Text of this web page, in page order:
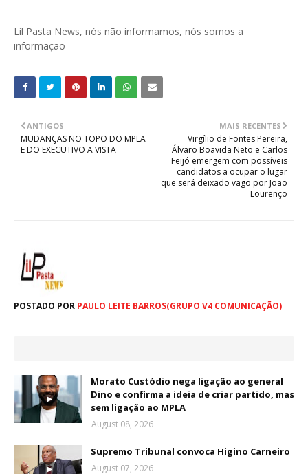
Lil Pasta News, nós não informamos, nós somos a
informação
MAIS RECENTES
Virgílio de Fontes Pereira,
Álvaro Boavida Neto e Carlos
Feijó emergem com possíveis
candidatos a ocupar o lugar
que será deixado vago por João
Lourenço
ANTIGOS
MUDANÇAS NO TOPO DO MPLA
E DO EXECUTIVO A VISTA
POSTADO POR PAULO LEITE BARROS(GRUPO V4 COMUNICAÇÃO)
Morato Custódio nega ligação ao general
Dino e confirma a ideia de criar partido, mas
sem ligação ao MPLA
August 08, 2026
Supremo Tribunal convoca Higino Carneiro
August 07, 2026